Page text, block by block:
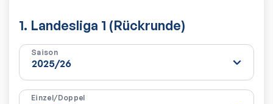
1. Landesliga 1 (Rückrunde)
Saison
Einzel/Doppel